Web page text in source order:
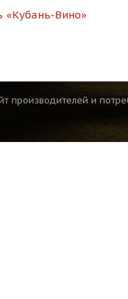
«Кубань-Вино»
производителей и